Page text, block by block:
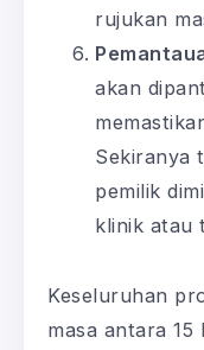
rujukan
akan
Sekiranya
pemilik
klinik atau
Keseluruhan
masa antara